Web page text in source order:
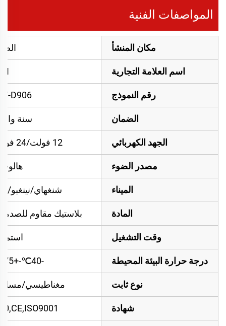
المواصفات الفنية
مكان المنشأ
اسم العلامة التجارية
رقم النموذج D906
الضمان سنة
الجهد الكهربائي 12 فولت/24 فولت
مصدر الضوء
الميناء شنغهاي/نينغبو/
المادة بلاستيك مقاوم
وقت التشغيل
درجة حرارة البيئة المحيطة -40℃-+75℃
نوع ثابت مغناطيسي/
شهادة